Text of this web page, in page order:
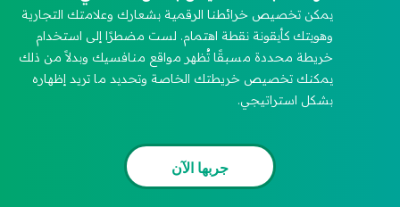
يمكن تخصيص خرائطنا الرقمية بشعارك وعلامتك التجارية
وهويتك كأيقونة نقطة اهتمام. لست مضطرًا إلى استخدام
خريطة محددة مسبقًا تُظهر مواقع منافسيك وبدلاً من ذلك
يمكنك تخصيص خريطتك الخاصة وتحديد ما تريد إظهاره
بشكل استراتيجي.
جربها الآن